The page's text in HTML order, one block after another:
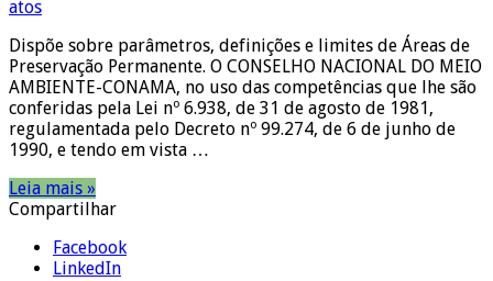
atos
Dispõe sobre parâmetros, definições e limites de Áreas de
Preservação Permanente. O CONSELHO NACIONAL DO MEIO
AMBIENTE-CONAMA, no uso das competências que lhe são
conferidas pela Lei nº 6.938, de 31 de agosto de 1981,
regulamentada pelo Decreto nº 99.274, de 6 de junho de
1990, e tendo em vista …
Leia mais »
Compartilhar
Facebook
LinkedIn